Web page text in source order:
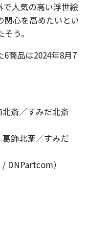
で人気の高い浮世絵
関心を高めたいとい
う。
6商品は2024年8月7
北斎／すみだ北斎
葛飾北斎／すみだ
DNPartcom）